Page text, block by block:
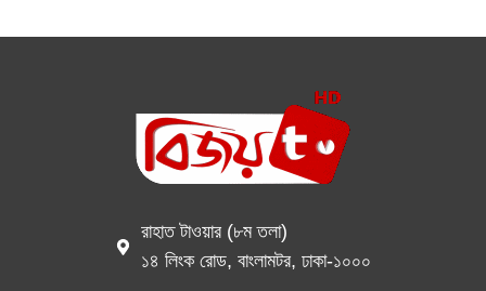
রাহাত টাওয়ার (৮ম তলা)
১৪ লিংক রোড, বাংলামটর, ঢাকা-১০০০